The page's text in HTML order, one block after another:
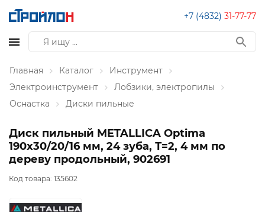
+7 (4832) 31-77-77
Главная Каталог
Инструмент
Электроинструмент
Лобзики, электропилы
Оснастка
Диски пильные
Диск пильный METALLICA Optima
190x30/20/16 мм, 24 зуба, Т=2, 4 мм по
дереву продольный, 902691
Код товара: 135602